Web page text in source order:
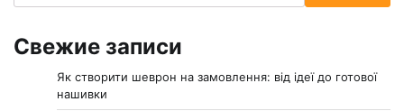
Свежие записи
Як створити шеврон на замовлення: від ідеї до готової
нашивки